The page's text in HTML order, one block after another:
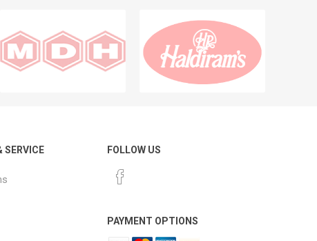
SERVICE FOLLOW US
PAYMENT OPTIONS